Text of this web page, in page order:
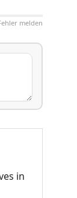
melden
in